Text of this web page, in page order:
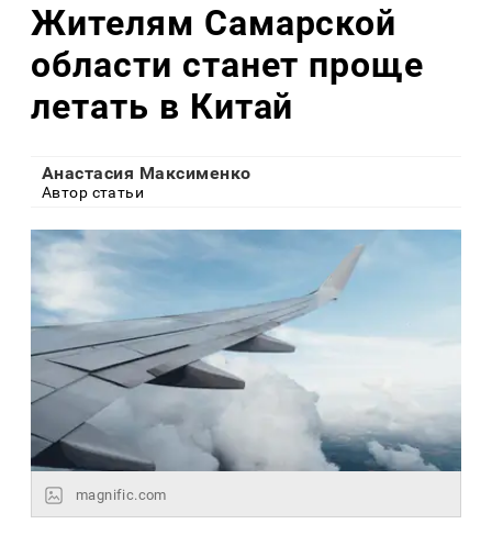
Жителям Самарской
области станет проще
летать в Китай
Анастасия Максименко
Автор статьи
magnific.com